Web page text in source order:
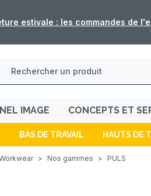
pas traitées du 5 au 16 août
IMAGE CONCEPTS ET
BAS DE TRAVAIL HAUTS DE
> Nos gammes > PULS